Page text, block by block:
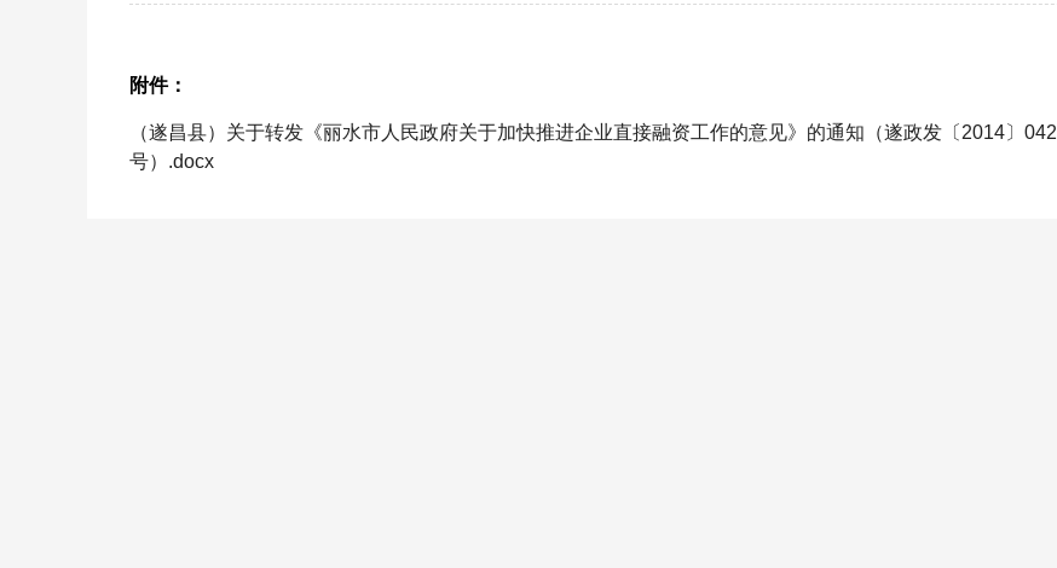
附件：
（遂昌县）关于转发《丽水市人民政府关于加快推进企业直接融资工作的意见》的通知（遂政发〔2014〕042
号）.docx